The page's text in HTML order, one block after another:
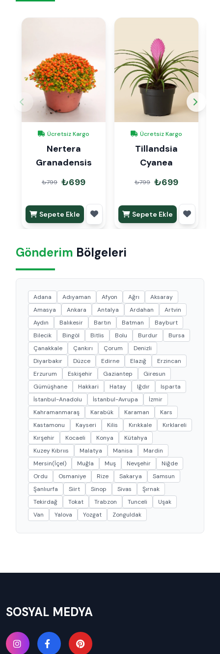
Ücretsiz Kargo
Nertera
Granadensis
₺799 ₺699
Sepete Ekle
Ücretsiz Kargo
Tillandsia
Cyanea
₺799 ₺699
Sepete Ekle
Gönderim Bölgeleri
Adana Adıyaman Afyon Ağrı
Aksaray
Amasya
Ankara Antalya Ardahan
Artvin
Aydın
Balıkesir Bartın Batman
Bayburt
Bilecik
Bingöl Bitlis Bolu Burdur
Bursa
Çanakkale
Çankırı Çorum
Denizli
Diyarbakır
Düzce Edirne Elazığ
Erzincan
Erzurum
Eskişehir Gaziantep
Giresun
Gümüşhane
Hakkari Hatay Iğdır
Isparta
İstanbul-Anadolu
İstanbul-Avrupa
İzmir
Kahramanmaraş
Karabük Karaman
Kars
Kastamonu
Kayseri Kilis Kırıkkale
Kırklareli
Kırşehir
Kocaeli Konya
Kütahya
Kuzey Kıbrııs
Malatya Manisa
Mardin
Mersin(İçel)
Muğla Muş Nevşehir
Niğde
Ordu
Osmaniye Rize Sakarya
Samsun
Şanlıurfa
Siirt Sinop Sivas
Şırnak
Tekirdağ
Tokat Trabzon Tunceli
Uşak
Van
Yalova Yozgat Zonguldak
SOSYAL MEDYA